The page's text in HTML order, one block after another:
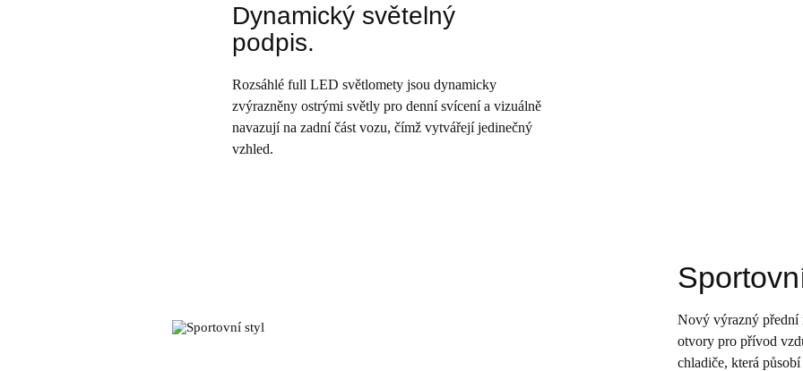
Dynamický světelný
podpis.
Rozsáhlé full LED světlomety jsou dynamicky
zvýrazněny ostrými světly pro denní svícení a vizuálně
navazují na zadní část vozu, čímž vytvářejí jedinečný
vzhled.
Nový výrazný přední
otvory pro přívod
chladiče, která